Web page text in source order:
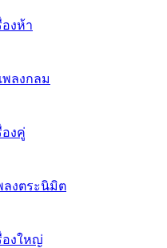
งห้า
พลงกลม
องคู่
ลงตระนิมิต
องใหญ่